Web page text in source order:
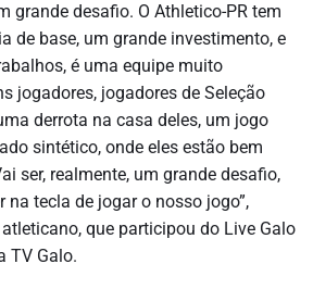
grande desafio. O Athletico-PR tem
de base, um grande investimento, e
é uma equipe muito
jogadores, jogadores de Seleção
derrota na casa deles, um jogo
sintético, onde eles estão bem
ser, realmente, um grande desafio,
na tecla de jogar o nosso jogo”,
que participou do Live Galo
TV Galo.